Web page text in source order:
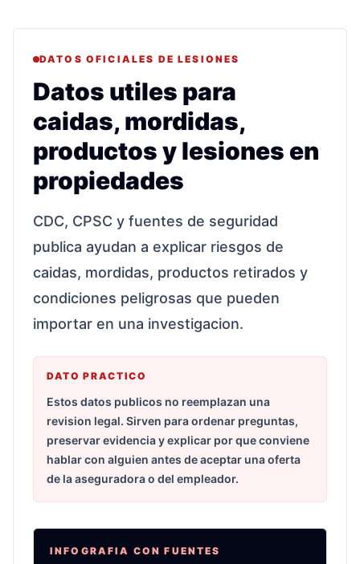
DATOS OFICIALES DE LESIONES
Datos utiles para
caidas, mordidas,
productos y lesiones en
propiedades
CDC, CPSC y fuentes de seguridad
publica ayudan a explicar riesgos de
caidas, mordidas, productos retirados y
condiciones peligrosas que pueden
importar en una investigacion.
DATO PRACTICO
Estos datos publicos no reemplazan una
revision legal. Sirven para ordenar preguntas,
preservar evidencia y explicar por que conviene
hablar con alguien antes de aceptar una oferta
de la aseguradora o del empleador.
INFOGRAFIA CON FUENTES